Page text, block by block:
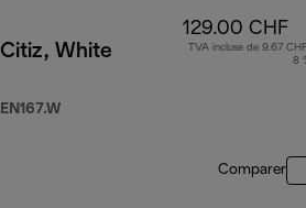
Citiz, White
EN167.W
129.00 CHF
TVA incluse de 9.67
8
Comparer